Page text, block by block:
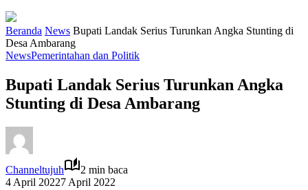
Beranda News Bupati Landak Serius Turunkan Angka Stunting di
Desa Ambarang
NewsPemerintahan dan Politik
Bupati Landak Serius Turunkan Angka
Stunting di Desa Ambarang
Channeltujuh
2 min baca
4 April 20227 April 2022